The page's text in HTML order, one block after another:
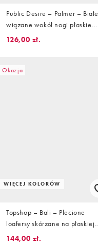
Public Desire – Palmer – Białe
wiązane wokół nogi płaskie
sandały z szydełkowanym
126,00 zł.
Okazja
WIĘCEJ KOLORÓW
Topshop – Bali – Plecione
loafersy skórzane na płaskiej
podeszwie w kolorze złamanej
144,00 zł.